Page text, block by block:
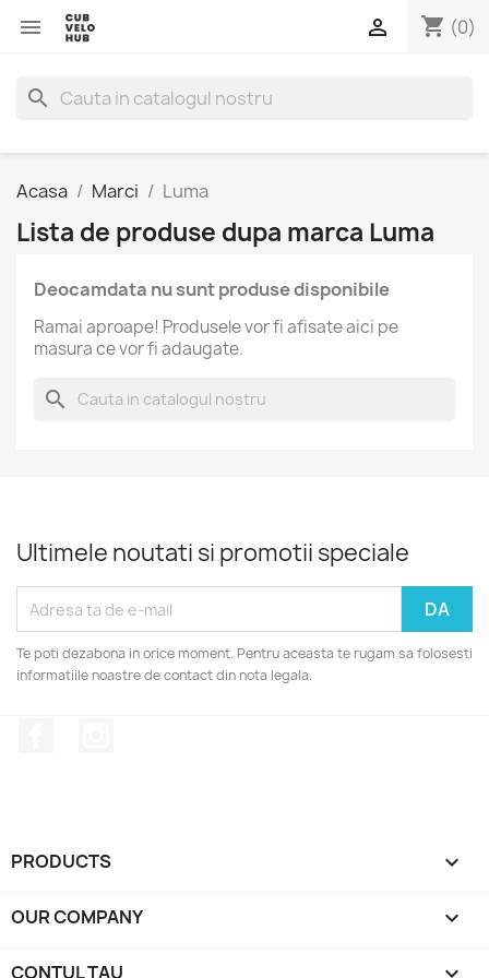
 shopping_cart (0)

search
Acasa Marci Luma
Lista de produse dupa marca Luma
Deocamdata nu sunt produse disponibile
Ramai aproape! Produsele vor fi afisate aici pe
masura ce vor fi adaugate.
search
Ultimele noutati si promotii speciale
Te poti dezabona in orice moment. Pentru aceasta te rugam sa folosesti
informatiile noastre de contact din nota legala.
PRODUCTS 
OUR COMPANY 
CONTUL TAU